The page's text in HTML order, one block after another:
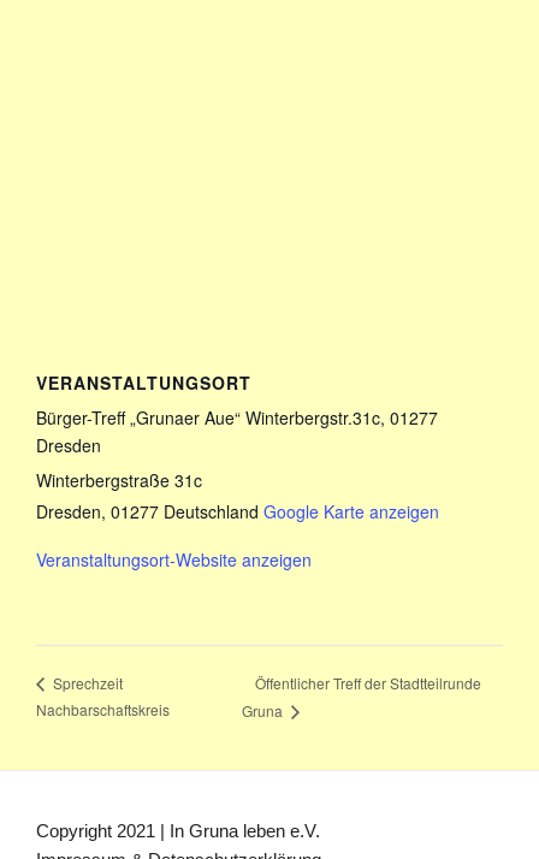
VERANSTALTUNGSORT
Bürger-Treff „Grunaer Aue“ Winterbergstr.31c, 01277
Dresden
Winterbergstraße 31c
Dresden, 01277 Deutschland Google Karte anzeigen
Veranstaltungsort-Website anzeigen
Sprechzeit
Nachbarschaftskreis
Öffentlicher Treff der Stadtteilrunde
Gruna
Copyright 2021 | In Gruna leben e.V.